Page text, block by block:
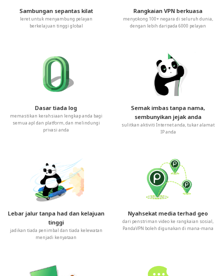
Sambungan sepantas kilat
leret untuk menyambung pelayan
berkelajuan tinggi global
Rangkaian VPN berkuasa
menyokong 100+ negara di seluruh dunia,
dengan lebih daripada 6000 pelayan
Dasar tiada log
memastikan kerahsiaan lengkap anda bagi
semua apl dan platform, dan melindungi
privasi anda
Semak imbas tanpa nama,
sembunyikan jejak anda
sulitkan aktiviti Internet anda, tukar alamat
IP anda
Lebar jalur tanpa had dan kelajuan
tinggi
jadikan tiada penimbal dan tiada kelewatan
menjadi kenyataan
Nyahsekat media terhad geo
dari penstriman video ke rangkaian sosial,
PandaVPN boleh digunakan di mana-mana